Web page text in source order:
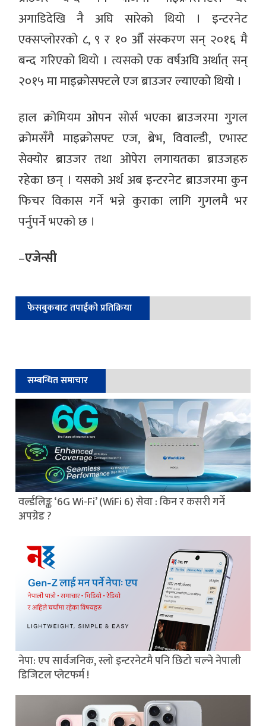
अगाडिदेखि नै अघि सारेको थियो । इन्टरनेट
एक्सप्लोररको ८, ९ र १० औँ संस्करण सन् २०१६ मै
बन्द गरिएको थियो । त्यसको एक वर्षअघि अर्थात् सन्
२०१५ मा माइक्रोसफ्टले एज ब्राउजर ल्याएको थियो ।
हाल क्रोमियम ओपन सोर्स भएका ब्राउजरमा गुगल
क्रोमसँगै माइक्रोसफ्ट एज, ब्रेभ, विवाल्डी, एभास्ट
सेक्योर ब्राउजर तथा ओपेरा लगायतका ब्राउजहरु
रहेका छन् । यसको अर्थ अब इन्टरनेट ब्राउजरमा कुन
फिचर विकास गर्ने भन्ने कुराका लागि गुगलमै भर
पर्नुपर्ने भएको छ ।
–एजेन्सी
फेसबुकबाट तपाईको प्रतिक्रिया
सम्बन्धित समाचार
वर्ल्डलिङ्क ‘6G Wi-Fi’ (WiFi 6) सेवा : किन र कसरी गर्ने
अपग्रेड ?
नेपा: एप सार्वजनिक, स्लो इन्टरनेटमै पनि छिटो चल्ने नेपाली
डिजिटल प्लेटफर्म !